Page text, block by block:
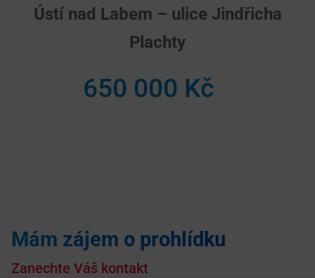
Ústí nad Labem – ulice Jindřicha
Plachty
650 000 Kč
Mám zájem o prohlídku
Zanechte Váš kontakt